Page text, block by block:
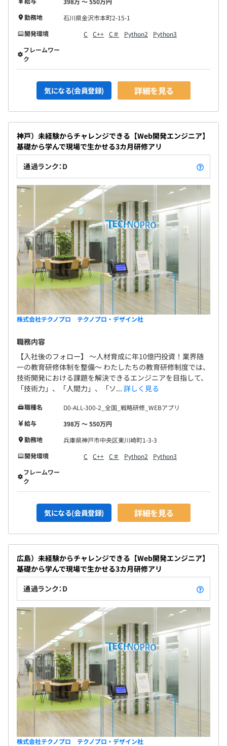
勤務地
石川県金沢市本町2-15-1
開発環境
C C++ C＃ Python2
Python3
フレームワー
ク
気になる(会員登録) 詳細を見る
神戸）未経験からチャレンジできる【Web開発エンジニア】
基礎から学んで現場で生かせる3カ月研修アリ
通過ランク：D
株式会社テクノプロ テクノプロ・デザイン社
職務内容
【入社後のフォロー】 〜人材育成に年10億円投資！業界随
一の教育研修体制を整備〜 わたしたちの教育研修制度では、
技術開発における課題を解決できるエンジニアを目指して、
「技術力」、「人間力」、「ソ... 詳しく見る
職種名
D0-ALL-300-2_全国_戦略研修_WEBアプリ
給与
398万 〜 550万円
勤務地
兵庫県神戸市中央区東川崎町1-3-3
開発環境
C C++ C＃ Python2
Python3
フレームワー
ク
気になる(会員登録) 詳細を見る
広島）未経験からチャレンジできる【Web開発エンジニア】
基礎から学んで現場で生かせる3カ月研修アリ
通過ランク：D
株式会社テクノプロ テクノプロ・デザイン社